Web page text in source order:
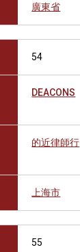
廣東省
54
DEACONS
的近律師行
上海市
55